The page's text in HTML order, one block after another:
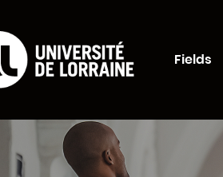
Fields